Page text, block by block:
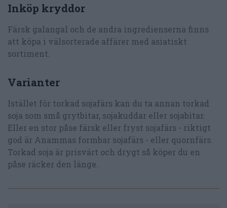
Inköp kryddor
Färsk galangal och de andra ingredienserna finns
att köpa i välsorterade affärer med asiatiskt
sortiment.
Varianter
Istället för torkad sojafärs kan du ta annan torkad
soja som små grytbitar, sojakuddar eller sojabitar.
Eller en stor påse färsk eller fryst sojafärs - riktigt
god är Anammas formbar sojafärs - eller quornfärs.
Torkad soja är prisvärt och drygt så köper du en
påse räcker den länge.